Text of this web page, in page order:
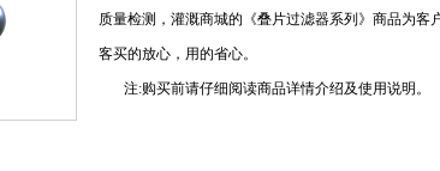
质量检测，灌溉商城的《叠片过滤器系列》商品为客
客买的放心，用的省心。
注:购买前请仔细阅读商品详情介绍及使用说明。